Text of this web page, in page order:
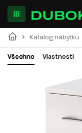
Katalog nábytku
Všechno Vlastnosti